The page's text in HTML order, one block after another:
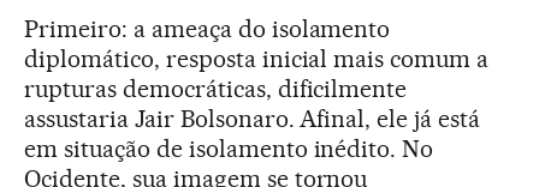
Primeiro: a ameaça do isolamento
diplomático, resposta inicial mais comum a
rupturas democráticas, dificilmente
assustaria Jair Bolsonaro. Afinal, ele já está
em situação de isolamento inédito. No
Ocidente, sua imagem se tornou